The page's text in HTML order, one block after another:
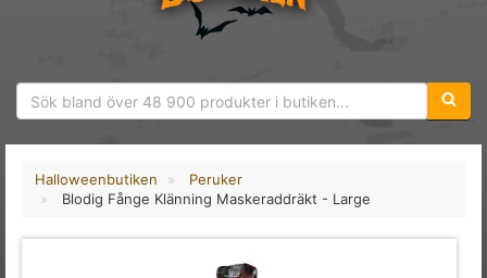
Halloweenbutiken
Peruker
Blodig Fånge Klänning Maskeraddräkt - Large